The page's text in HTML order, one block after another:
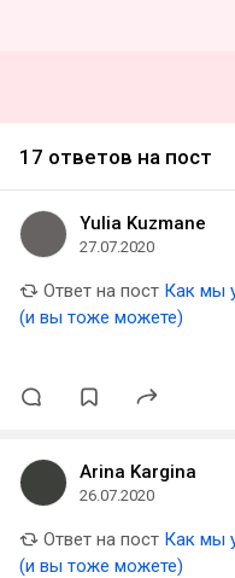
17 ответов на пост
Yulia Kuzmane
27.07.2020
Ответ на пост Как мы
(и вы тоже можете)
Arina Kargina
26.07.2020
Ответ на пост Как мы
(и вы тоже можете)